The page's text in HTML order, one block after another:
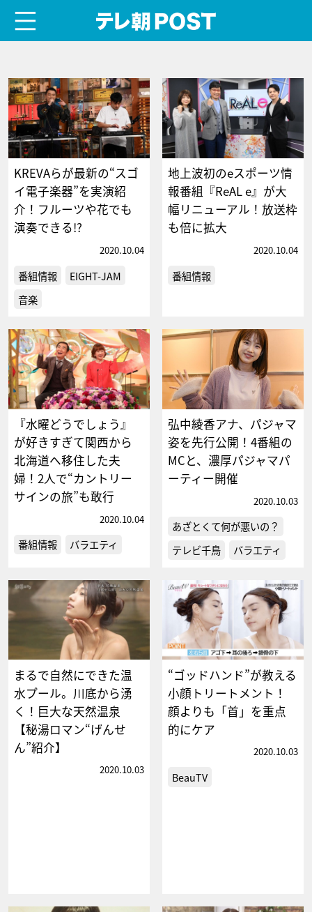
KREVAらが最新の“スゴ
イ電子楽器”を実演紹
介！フルーツや花でも
演奏できる!?
2020.10.04
番組情報
EIGHT-JAM
音楽
地上波初のeスポーツ情
報番組『ReAL e』が大
幅リニューアル！放送枠
も倍に拡大
2020.10.04
番組情報
『水曜どうでしょう』
が好きすぎて関西から
北海道へ移住した夫
婦！2人で“カントリー
サインの旅”も敢行
2020.10.04
番組情報 バラエティ
弘中綾香アナ、パジャマ
姿を先行公開！4番組の
MCと、濃厚パジャマパ
ーティー開催
2020.10.03
あざとくて何が悪いの？
テレビ千鳥
バラエティ
まるで自然にできた温
水プール。川底から湧
く！巨大な天然温泉
【秘湯ロマン“げんせ
ん”紹介】
2020.10.03
“ゴッドハンド”が教える
小顔トリートメント！
顔よりも「首」を重点
的にケア
2020.10.03
BeauTV